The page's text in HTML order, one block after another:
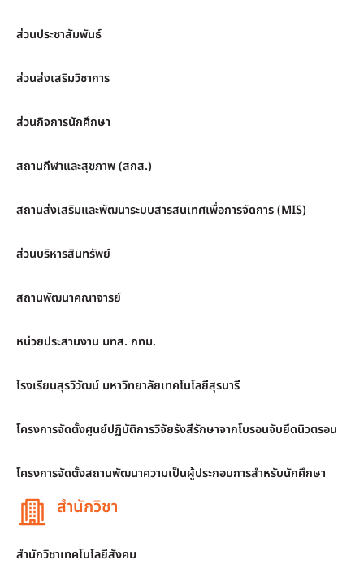
ส่วนประชาสัมพันธ์
ส่วนส่งเสริมวิชาการ
ส่วนกิจการนักศึกษา
สถานกีฬาและสุขภาพ (สกส.)
สถานส่งเสริมและพัฒนาระบบสารสนเทศเพื่อการจัดการ (MIS)
ส่วนบริหารสินทรัพย์
สถานพัฒนาคณาจารย์
หน่วยประสานงาน มทส. กทม.
โรงเรียนสุรวิวัฒน์ มหาวิทยาลัยเทคโนโลยีสุรนารี
โครงการจัดตั้งศูนย์ปฏิบัติการวิจัยรังสีรักษาจากโบรอนจับยึดนิวตรอน
โครงการจัดตั้งสถานพัฒนาความเป็นผู้ประกอบการสำหรับนักศึกษา
สำนักวิชา
สำนักวิชาเทคโนโลยีสังคม